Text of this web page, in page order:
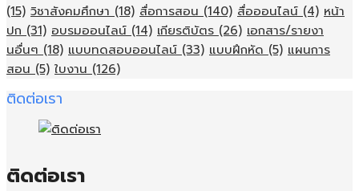
(15) วิชาสังคมศึกษา (18) สื่อการสอน (140) สื่อออนไลน์ (4) หน้า
ปก (31) อบรมออนไลน์ (14) เกียรติบัตร (26) เอกสาร/รายงา
นอื่นๆ (18) แบบทดสอบออนไลน์ (33) แบบฝึกหัด (5) แผนการ
สอน (5) ใบงาน (126)
ติดต่อเรา
ติดต่อเรา